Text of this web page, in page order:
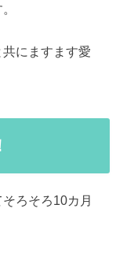
にますます愛
ろそろ10カ月